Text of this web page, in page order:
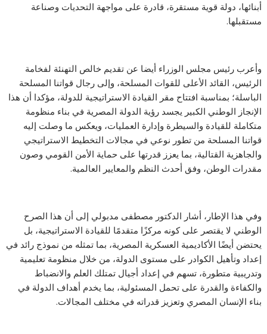
أبنائها، دولة قوية مستقرة، قادرة على مواجهة التحديات وصناعة
مستقبلها.
وأعرب رئيس مجلس الوزراء أيضا عن تقديم خالص التهنئة لفخامة
الرئيس، القائد الأعلى للقوات المسلحة، وإلى رجال قواتنا المسلحة
الباسلة؛ بمناسبة افتتاح مقر القيادة الاستراتيجية للدولة، مؤكدا أن هذا
الإنجاز الوطني الكبير يجسد رؤية الدولة المصرية في بناء منظومة
متكاملة للقيادة والسيطرة وإدارة العمليات، ويعكس ما وصلت إليه
قواتنا المسلحة من تطور نوعي في مجالات التخطيط الاستراتيجي
والجاهزية القتالية، بما يعزز قدرتها على حماية الأمن القومي وصون
مقدرات الوطن، وفق أحدث النظم والمعايير العالمية.
وفي هذا الإطار، أشار الدكتور مصطفى مدبولي إلى أن هذا الصرح
الوطني لا يقتصر على كونه مركزًا متقدمًا للقيادة الاستراتيجية، بل
يحتضن أيضًا الأكاديمية العسكرية المصرية، بما تمثله من نموذج رائد في
إعداد وتأهيل الكوادر على مستوى الدولة، من خلال منظومة تعليمية
وتدريبية متطورة، تسهم في إعداد أجيال تمتلك العلم والانضباط
والكفاءة والقدرة على تحمل المسئولية، بما يخدم أهداف الدولة في
بناء الإنسان المصري وتعزيز قدراته في مختلف المجالات.